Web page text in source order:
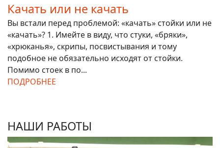
Качать или не качать
Вы встали перед проблемой: «качать» стойки или не
«качать»? 1. Имейте в виду, что стуки, «бряки»,
«хрюканья», скрипы, посвистывания и тому
подобное не обязательно исходят от стойки.
Помимо стоек в по...
ПОДРОБНЕЕ
НАШИ РАБОТЫ